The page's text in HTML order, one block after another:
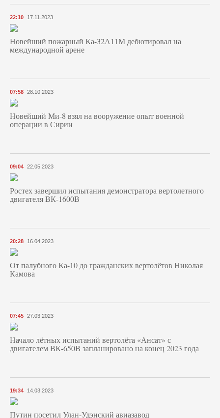
22:10 17.11.2023
Новейший пожарный Ка-32А11М дебютировал на
международной арене
07:58 28.10.2023
Новейший Ми-8 взял на вооружение опыт военной
операции в Сирии
09:04 22.05.2023
Ростех завершил испытания демонстратора вертолетного
двигателя ВК-1600В
20:28 16.04.2023
От палубного Ка-10 до гражданских вертолётов Николая
Камова
07:45 27.03.2023
Начало лётных испытаний вертолёта «Ансат» с
двигателем ВК-650В запланировано на конец 2023 года
19:34 14.03.2023
Путин посетил Улан-Удэнский авиазавод